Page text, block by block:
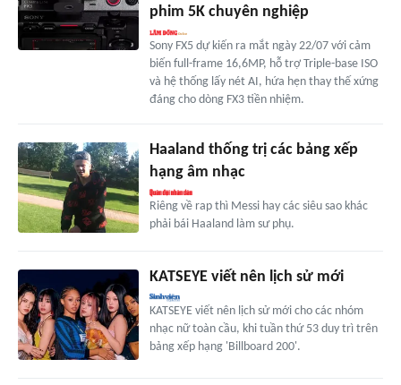
phim 5K chuyên nghiệp
Sony FX5 dự kiến ra mắt ngày 22/07 với cảm
biến full-frame 16,6MP, hỗ trợ Triple-base ISO
và hệ thống lấy nét AI, hứa hẹn thay thế xứng
đáng cho dòng FX3 tiền nhiệm.
Haaland thống trị các bảng xếp
hạng âm nhạc
Riêng về rap thì Messi hay các siêu sao khác
phải bái Haaland làm sư phụ.
KATSEYE viết nên lịch sử mới
KATSEYE viết nên lịch sử mới cho các nhóm
nhạc nữ toàn cầu, khi tuần thứ 53 duy trì trên
bảng xếp hạng 'Billboard 200'.